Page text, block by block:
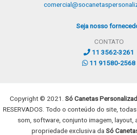
Seja nosso
CONTATO
11 3562-3261
11 91580-2568
Copyright © 2021. Só Canetas
RESERVADOS. Todo o conteúdo do site,
som, software, conjunto imagem, layout,
propriedade exclusiva daSó